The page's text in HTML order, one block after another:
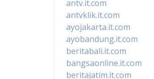
antv.it.com
antvklik.it.com
ayojakarta.it.com
ayobandung.it.com
beritabali.it.com
bangsaonline.it.com
beritajatim.it.com